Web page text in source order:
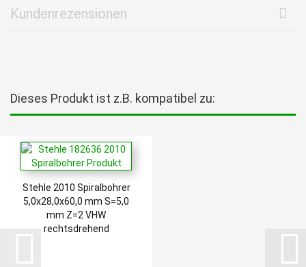
Kundenrezensionen
Dieses Produkt ist z.B. kompatibel zu:
Stehle 2010 Spiralbohrer
5,0x28,0x60,0 mm S=5,0
mm Z=2 VHW
rechtsdrehend